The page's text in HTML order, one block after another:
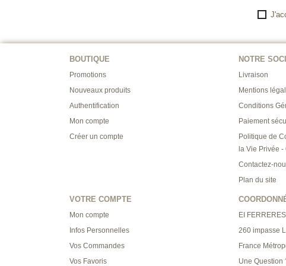
BOUTIQUE
Promotions
Nouveaux produits
Authentification
Mon compte
Créer un compte
NOTRE
Livraison
Mentions
Conditions
Paiement
Politique de
la Vie Privée -
Contactez-
Plan du site
VOTRE COMPTE
Mon compte
Infos Personnelles
Vos Commandes
Vos Favoris
EI
260 impasse
France
Une Question